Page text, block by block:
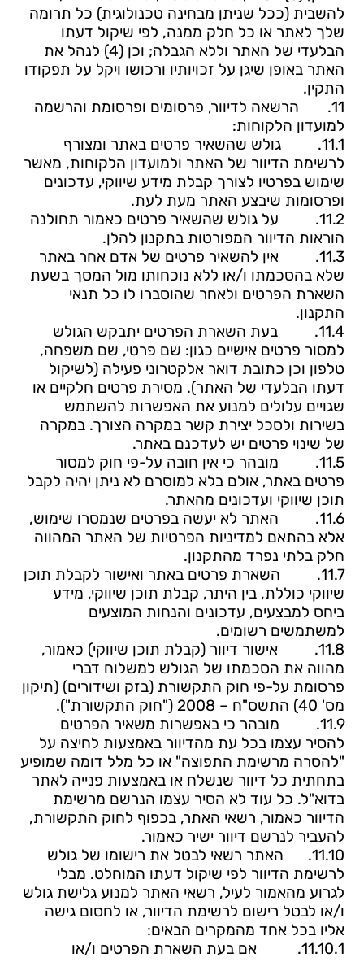
להשבית (ככל שניתן מבחינה טכנולוגית) כל תרומה
שלך לאתר או כל חלק ממנה, לפי שיקול דעתו
הבלעדי של האתר וללא הגבלה; וכן (4) לנהל את
האתר באופן שיגן על זכויותיו ורכושו ויקל על תפקודו
התקין.
11.
הרשאה לדיוור, פרסומים ופרסומת והרשמה
למועדון הלקוחות:
11.1.
גולש שהשאיר פרטים באתר ומצורף
לרשימת הדיוור של האתר ולמועדון הלקוחות, מאשר
שימוש בפרטיו לצורך קבלת מידע שיווקי, עדכונים
ופרסומות שיבצע האתר מעת לעת.
11.2.
על גולש שהשאיר פרטים כאמור תחולנה
הוראות הדיוור המפורטות בתקנון להלן.
11.3.
אין להשאיר פרטים של אדם אחר באתר
שלא בהסכמתו ו/או ללא נוכחותו מול המסך בשעת
השארת הפרטים ולאחר שהוסברו לו כל תנאי
התקנון.
11.4.
בעת השארת הפרטים יתבקש הגולש
למסור פרטים אישיים כגון: שם פרטי, שם משפחה,
טלפון וכן כתובת דואר אלקטרוני פעילה (לשיקול
דעתו הבלעדי של האתר). מסירת פרטים חלקיים או
שגויים עלולים למנוע את האפשרות להשתמש
בשירות ולסכל יצירת קשר במקרה הצורך. במקרה
של שינוי פרטים יש לעדכנם באתר.
11.5.
מובהר כי אין חובה על-פי חוק למסור
פרטים באתר, אולם בלא למוסרם לא ניתן יהיה לקבל
תוכן שיווקי ועדכונים מהאתר.
11.6.
האתר לא יעשה בפרטים שנמסרו שימוש,
אלא בהתאם למדיניות הפרטיות של האתר המהווה
חלק בלתי נפרד מהתקנון.
11.7.
השארת פרטים באתר ואישור לקבלת תוכן
שיווקי כוללת, בין היתר, קבלת תוכן שיווקי, מידע
ביחס למבצעים, עדכונים והנחות המוצעים
למשתמשים רשומים.
11.8.
אישור דיוור (קבלת תוכן שיווקי) כאמור,
מהווה את הסכמתו של הגולש למשלוח דברי
פרסומת על-פי חוק התקשורת (בזק ושידורים) (תיקון
מס' 40) התשס"ח – 2008 ("חוק התקשורת").
11.9.
מובהר כי באפשרות משאיר הפרטים
להסיר עצמו בכל עת מהדיוור באמצעות לחיצה על
"להסרה מרשימת התפוצה" או כל מלל דומה שמופיע
בתחתית כל דיוור שנשלח או באמצעות פנייה לאתר
בדוא"ל. כל עוד לא הסיר עצמו הנרשם מרשימת
הדיוור כאמור, רשאי האתר, בכפוף לחוק התקשורת,
להעביר לנרשם דיוור ישיר כאמור.
11.10.
האתר רשאי לבטל את רישומו של גולש
לרשימת הדיוור לפי שיקול דעתו המוחלט. מבלי
לגרוע מהאמור לעיל, רשאי האתר למנוע גלישת גולש
ו/או לבטל רישום לרשימת הדיוור, או לחסום גישה
אליו בכל אחד מהמקרים הבאים:
11.10.1.
אם בעת השארת הפרטים ו/או